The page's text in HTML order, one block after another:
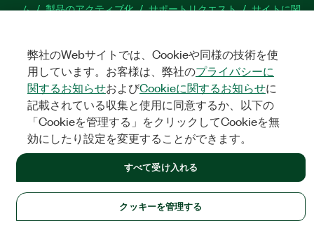
ム
製品のアクティブ化 サポートリクエスト
サイトに関
TwitterYouTube
法令関連情報|IMPRINT|プライバシー|クッキーを管理する
NATIONAL INSTRUMENTS CORP. ALL RIGHTS RESERVED.
弊社のWebサイトでは、Cookieや同様の技術を使
用しています。お客様は、弊社のプライバシーに
関するお知らせおよびCookieに関するお知らせに
記載されている収集と使用に同意するか、以下の
「Cookieを管理する」をクリックしてCookieを無
効にしたり設定を変更することができます。
クッキーを管理する
すべて受け入れる